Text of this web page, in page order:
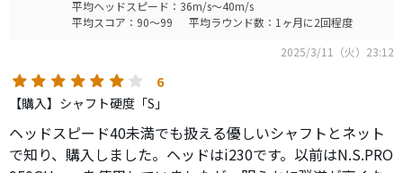
操作性については、DGとはまた少し違う、本シャフトの特
的にしようとは思いませんでした。ただ、勿論打とうと思
えばドローもフェードも打てます。
ネックはやはり、前述の粘り感で、この点についてはどう
しても好き嫌いが分かれると考えているので、試打は必須
だと考えます。
平均ヘッドスピード：36m/s～40m/s
平均スコア：90～99
平均ラウンド数：1ヶ月に2回程度
2025/3/11（火）23:12
6
【購入】シャフト硬度「S」
ヘッドスピード40未満でも扱える優しいシャフトとネット
で知り、購入しました。ヘッドはi230です。以前はN.S.PRO